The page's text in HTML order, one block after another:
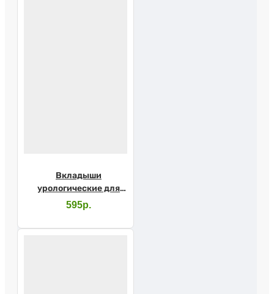
Вкладыши
урологические для
мужчин SENI MAN
595р.